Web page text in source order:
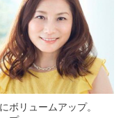
ボリュームアップ。